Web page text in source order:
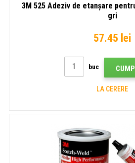
3M 525 Adeziv de etanșare
gri
57.45 lei
buc
LA CERERE